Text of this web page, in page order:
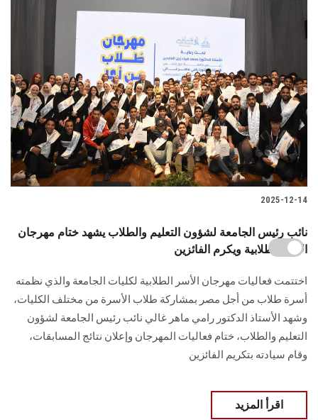
2025-12-14
نائب رئيس الجامعة لشؤون التعليم والطلاب يشهد ختام مهرجان
الأسر الطلابية ويكرم الفائزين
اختتمت فعاليات مهرجان الأسر الطلابية لكليات الجامعة والذي نظمته
أسرة طلاب من أجل مصر بمشاركة طلاب الأسرة من مختلف الكليات،
وشهد الأستاذ الدكتور رامي ماهر غالي نائب رئيس الجامعة لشؤون
التعليم والطلاب، ختام فعاليات المهرجان وإعلان نتائج المسابقات،
وقام سيادته بتكريم الفائزين
اقرأ المزيد